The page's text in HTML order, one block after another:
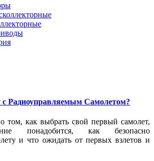
с Радиоуправляемым Самолетом?
том, как выбрать свой первый самолет,
понадобится, как безопасно
и что ожидать от первых взлетов и